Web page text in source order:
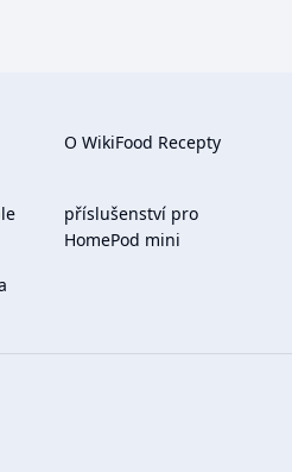
O WikiFood Recepty
příslušenství pro
HomePod mini